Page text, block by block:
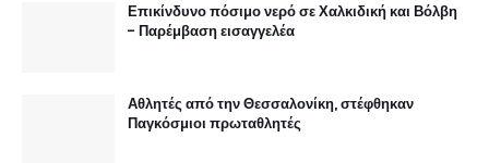
Επικίνδυνο πόσιμο νερό σε Χαλκιδική και Βόλβη
- Παρέμβαση εισαγγελέα
Αθλητές από την Θεσσαλονίκη, στέφθηκαν
Παγκόσμιοι πρωταθλητές